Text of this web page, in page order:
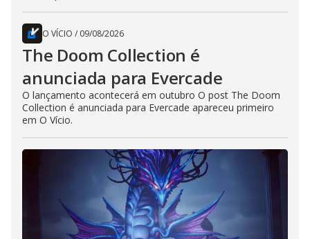
O VÍCIO / 09/08/2026
The Doom Collection é
anunciada para Evercade
O lançamento acontecerá em outubro O post The Doom
Collection é anunciada para Evercade apareceu primeiro
em O Vício.